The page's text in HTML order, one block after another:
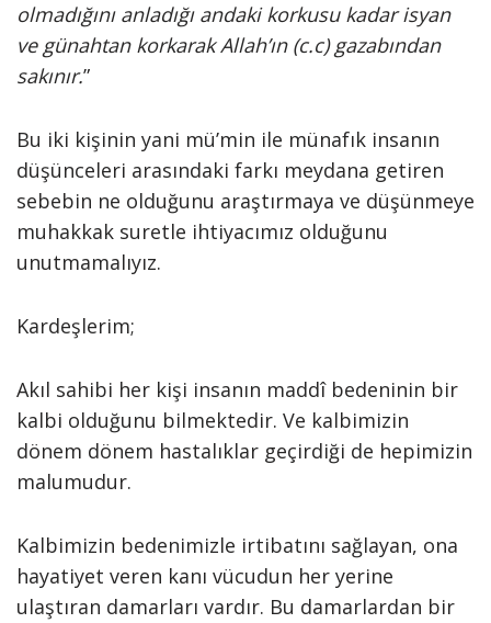
olmadığını anladığı andaki korkusu kadar isyan
ve günahtan korkarak Allah’ın (c.c) gazabından
sakınır.”
Bu iki kişinin yani mü’min ile münafık insanın
düşünceleri arasındaki farkı meydana getiren
sebebin ne olduğunu araştırmaya ve düşünmeye
muhakkak suretle ihtiyacımız olduğunu
unutmamalıyız.
Kardeşlerim;
Akıl sahibi her kişi insanın maddî bedeninin bir
kalbi olduğunu bilmektedir. Ve kalbimizin
dönem dönem hastalıklar geçirdiği de hepimizin
malumudur.
Kalbimizin bedenimizle irtibatını sağlayan, ona
hayatiyet veren kanı vücudun her yerine
ulaştıran damarları vardır. Bu damarlardan bir